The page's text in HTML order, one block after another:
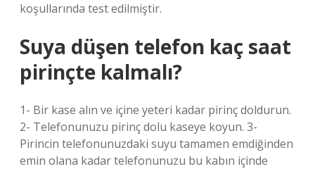
koşullarında test edilmiştir.
Suya düşen telefon kaç saat
pirinçte kalmalı?
1- Bir kase alın ve içine yeteri kadar pirinç doldurun.
2- Telefonunuzu pirinç dolu kaseye koyun. 3-
Pirincin telefonunuzdaki suyu tamamen emdiğinden
emin olana kadar telefonunuzu bu kabın içinde